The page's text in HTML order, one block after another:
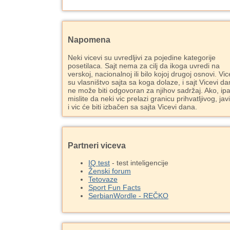
Napomena
Neki vicevi su uvredljivi za pojedine kategorije
posetilaca. Sajt nema za cilj da ikoga uvredi na
verskoj, nacionalnoj ili bilo kojoj drugoj osnovi.
su vlasništvo sajta sa koga dolaze, i sajt Vicevi
ne može biti odgovoran za njihov sadržaj. Ako,
mislite da neki vic prelazi granicu prihvatljivog,
i vic će biti izbačen sa sajta Vicevi dana.
Partneri viceva
IQ test - test inteligencije
Ženski forum
Tetovaze
Sport Fun Facts
SerbianWordle - REČKO